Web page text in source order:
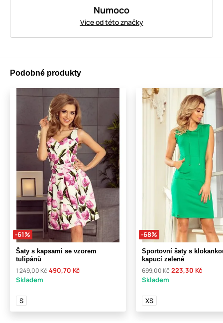
Numoco
Více od této značky
Podobné produkty
-61%
Šaty s kapsami se vzorem
tulipánů
1 249,00 Kč490,70 Kč
Skladem
S
-68%
Sportovní šaty s
kapucí zelené
699,00 Kč223,30 Kč
Skladem
XS